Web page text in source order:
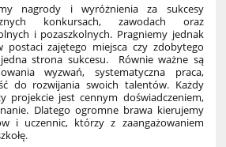
nagrody i wyróżnienia za sukcesy
konkursach, zawodach oraz
i pozaszkolnych. Pragniemy jednak
postaci zajętego miejsca czy zdobytego
strona sukcesu. Równie ważne są
wyzwań, systematyczna praca,
do rozwijania swoich talentów. Każdy
projekcie jest cennym doświadczeniem,
Dlatego ogromne brawa kierujemy
i uczennic, którzy z zaangażowaniem